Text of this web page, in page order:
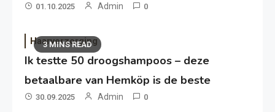
01.10.2025 Admin 0
3 MINS READ
Haarverzorging
Ik testte 50 droogshampoos – deze
betaalbare van Hemköp is de beste
30.09.2025 Admin 0